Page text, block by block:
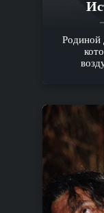
Родиной